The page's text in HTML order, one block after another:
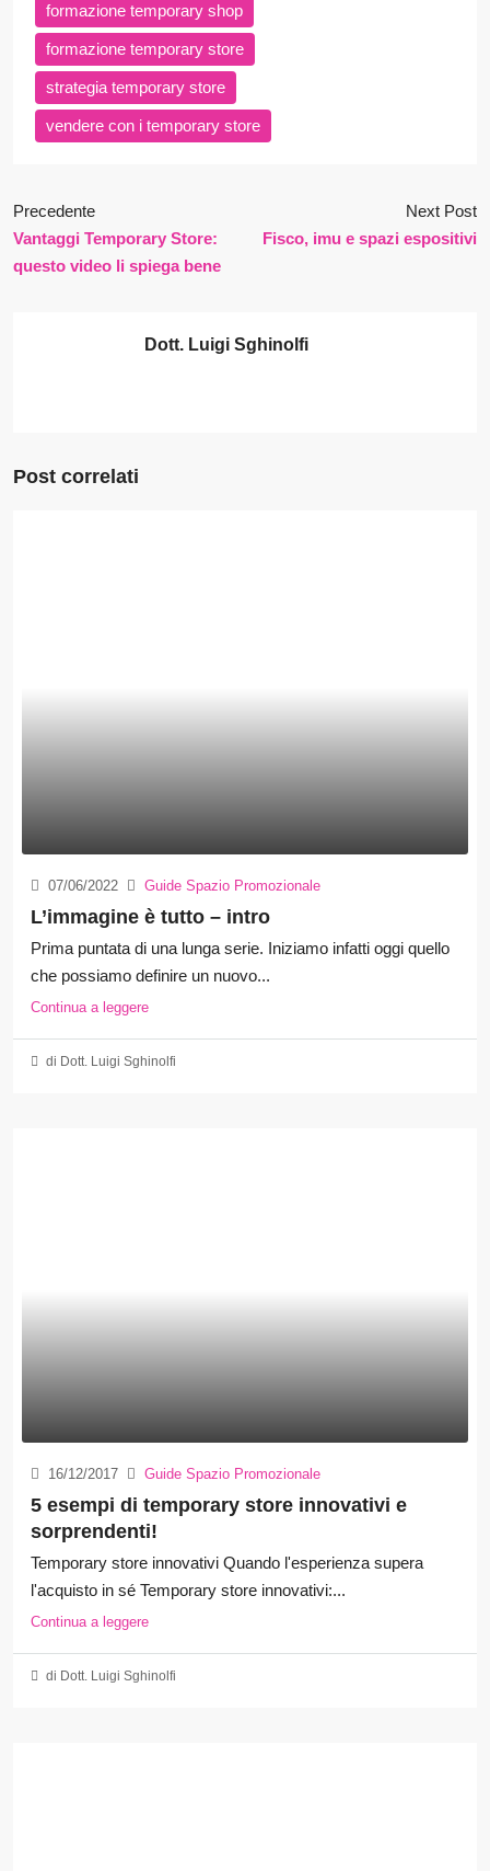
formazione temporary shop
formazione temporary store
strategia temporary store
vendere con i temporary store
Precedente
Vantaggi Temporary Store:
questo video li spiega bene
Next Post
Fisco, imu e spazi espositivi
Dott. Luigi Sghinolfi
Post correlati
07/06/2022 Guide Spazio Promozionale
L’immagine è tutto – intro
Prima puntata di una lunga serie. Iniziamo infatti oggi quello
che possiamo definire un nuovo...
Continua a leggere
di Dott. Luigi Sghinolfi
16/12/2017 Guide Spazio Promozionale
5 esempi di temporary store innovativi e
sorprendenti!
Temporary store innovativi Quando l'esperienza supera
l'acquisto in sé Temporary store innovativi:...
Continua a leggere
di Dott. Luigi Sghinolfi